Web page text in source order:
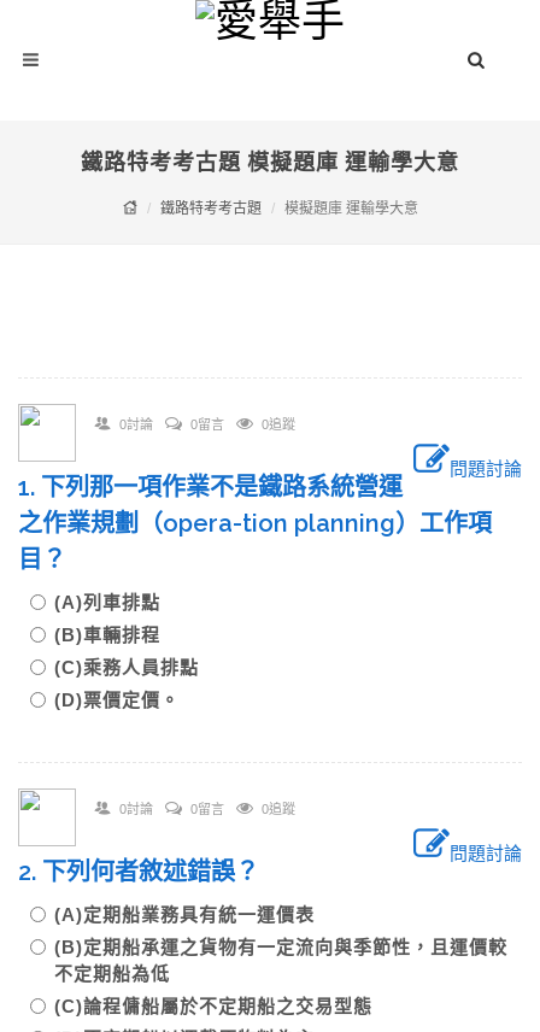
鐵路特考考古題 模擬題庫 運輸學大意
鐵路特考考古題 模擬題庫 運輸學大意
0討論 0留言 0追蹤
問題討論
1. 下列那一項作業不是鐵路系統營運
之作業規劃（opera-tion planning）工作項
目？
(A)列車排點
(B)車輛排程
(C)乘務人員排點
(D)票價定價。
0討論 0留言 0追蹤
問題討論
2. 下列何者敘述錯誤？
(A)定期船業務具有統一運價表
(B)定期船承運之貨物有一定流向與季節性，且運價較
不定期船為低
(C)論程傭船屬於不定期船之交易型態